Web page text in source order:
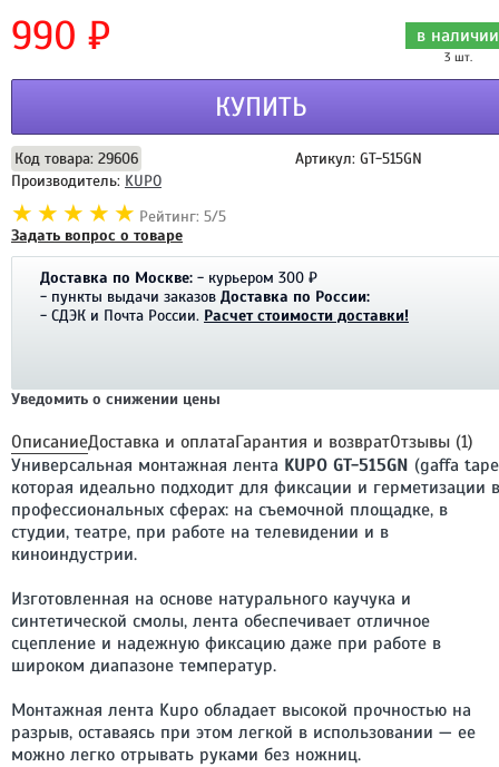
990 ₽ в наличии
3 шт.
КУПИТЬ
Код товара: 29606
Артикул: GT-515GN
Производитель: KUPO
Рейтинг: 5/5
Задать вопрос о товаре
Доставка по Москве: - курьером 300 ₽
- пункты выдачи заказов Доставка по России:
- СДЭК и Почта России. Расчет стоимости доставки!
Уведомить о снижении цены
ОписаниеДоставка и оплатаГарантия и возвратОтзывы (1)
Универсальная монтажная лента KUPO GT-515GN (gaffa
которая идеально подходит для фиксации и герметизации в
профессиональных сферах: на съемочной площадке, в
студии, театре, при работе на телевидении и в
киноиндустрии.
Изготовленная на основе натурального каучука и
синтетической смолы, лента обеспечивает отличное
сцепление и надежную фиксацию даже при работе в
широком диапазоне температур.
Монтажная лента Kupo обладает высокой прочностью на
разрыв, оставаясь при этом легкой в использовании — ее
можно легко отрывать руками без ножниц.